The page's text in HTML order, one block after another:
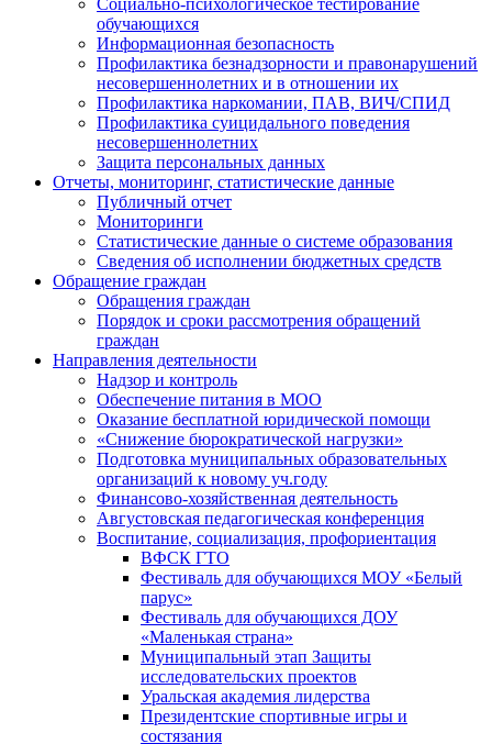
Социально-психологическое тестирование
обучающихся
Информационная безопасность
Профилактика безнадзорности и правонарушений
несовершеннолетних и в отношении их
Профилактика наркомании, ПАВ, ВИЧ/СПИД
Профилактика суицидального поведения
несовершеннолетних
Защита персональных данных
Отчеты, мониторинг, статистические данные
Публичный отчет
Мониторинги
Статистические данные о системе образования
Сведения об исполнении бюджетных средств
Обращение граждан
Обращения граждан
Порядок и сроки рассмотрения обращений
граждан
Направления деятельности
Надзор и контроль
Обеспечение питания в МОО
Оказание бесплатной юридической помощи
«Снижение бюрократической нагрузки»
Подготовка муниципальных образовательных
организаций к новому уч.году
Финансово-хозяйственная деятельность
Августовская педагогическая конференция
Воспитание, социализация, профориентация
ВФСК ГТО
Фестиваль для обучающихся МОУ «Белый
парус»
Фестиваль для обучающихся ДОУ
«Маленькая страна»
Муниципальный этап Защиты
исследовательских проектов
Уральская академия лидерства
Президентские спортивные игры и
состязания